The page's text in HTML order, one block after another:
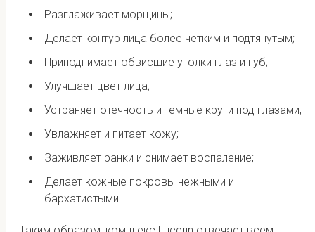
Разглаживает морщины;
Делает контур лица более четким и подтянутым;
Приподнимает обвисшие уголки глаз и губ;
Улучшает цвет лица;
Устраняет отечность и темные круги под глазами;
Увлажняет и питает кожу;
Заживляет ранки и снимает воспаление;
Делает кожные покровы нежными и
бархатистыми.